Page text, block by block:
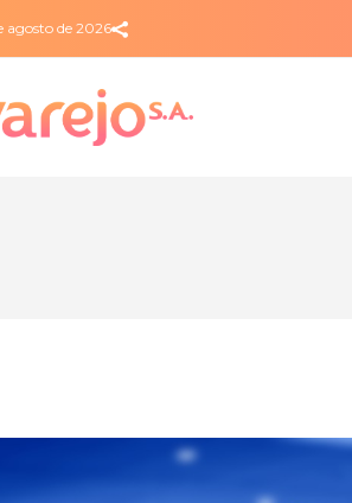
agosto de 2026